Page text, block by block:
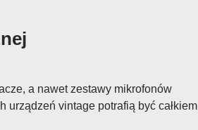
a nawet zestawy mikrofonów
urządzeń vintage potrafią być całkiem